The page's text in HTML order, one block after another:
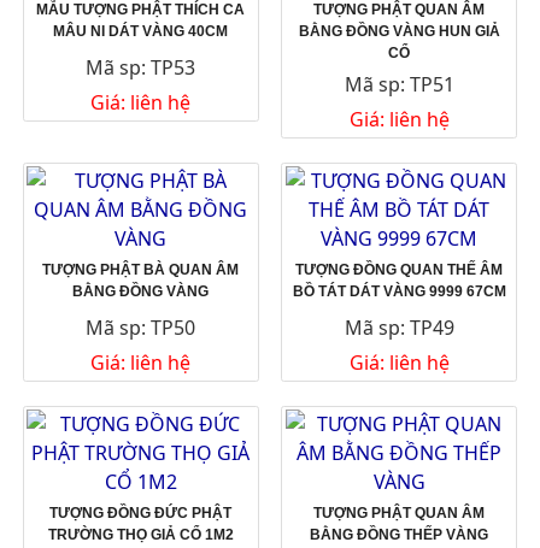
MẪU TƯỢNG PHẬT THÍCH CA
MÂU NI DÁT VÀNG 40CM
Mã sp: TP53
Giá: liên hệ
TƯỢNG PHẬT QUAN ÂM
BẰNG ĐỒNG VÀNG HUN GIẢ
CỔ
Mã sp: TP51
Giá: liên hệ
TƯỢNG PHẬT BÀ QUAN ÂM
BẰNG ĐỒNG VÀNG
Mã sp: TP50
Giá: liên hệ
TƯỢNG ĐỒNG QUAN THẾ ÂM
BỒ TÁT DÁT VÀNG 9999 67CM
Mã sp: TP49
Giá: liên hệ
TƯỢNG ĐỒNG ĐỨC PHẬT
TRƯỜNG THỌ GIẢ CỔ 1M2
TƯỢNG PHẬT QUAN ÂM
BẰNG ĐỒNG THẾP VÀNG